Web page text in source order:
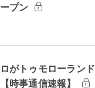
プン
がトゥモローラン
時事通信速報】